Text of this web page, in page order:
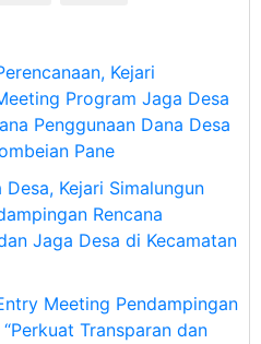
Kejari
Program Jaga Desa
Penggunaan Dana Desa
Pane
Kejari Simalungun
Rencana
Jaga Desa di Kecamatan
Meeting Pendampingan
Transparan dan